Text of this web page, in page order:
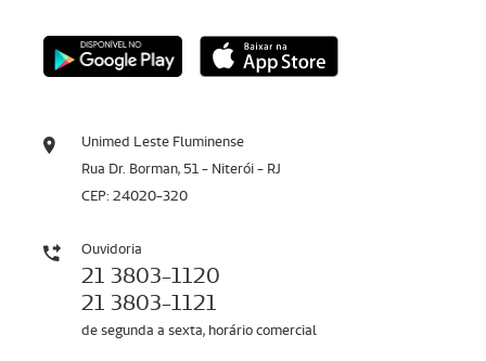
Unimed Leste Fluminense
Rua Dr. Borman, 51 - Niterói - RJ
CEP: 24020-320
Ouvidoria
21 3803-1120
21 3803-1121
de segunda a sexta, horário comercial